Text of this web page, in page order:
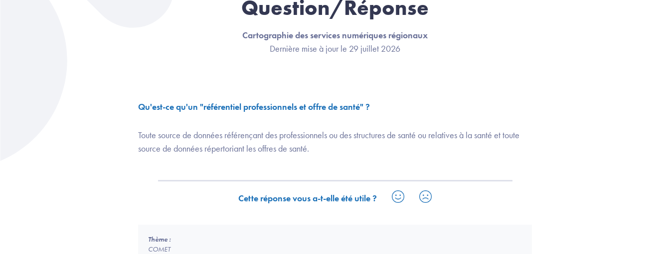
Question/Réponse
Cartographie des services numériques régionaux
Dernière mise à jour le 29 juillet 2026
Qu'est-ce qu'un "référentiel professionnels et offre de santé" ?
Toute source de données référençant des professionnels ou des structures de santé ou relatives à la santé et toute
source de données répertoriant les offres de santé.
Cette réponse vous a-t-elle été utile ?
Thème :
COMET